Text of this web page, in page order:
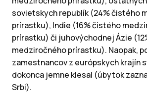
sovietskych republík (24% čistého
prírastku), Indie (16% čistého
prírastku) či juhovýchodnej Ázie
medziročného prírastku). Naopak,
zamestnancov z európskych krajín
dokonca jemne klesal (úbytok
Srbi).